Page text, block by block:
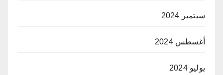
سبتمبر 2024
أغسطس 2024
يوليو 2024